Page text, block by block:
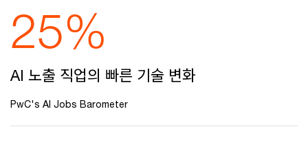
25%
AI 노출 직업의 빠른 기술 변화
PwC's AI Jobs Barometer